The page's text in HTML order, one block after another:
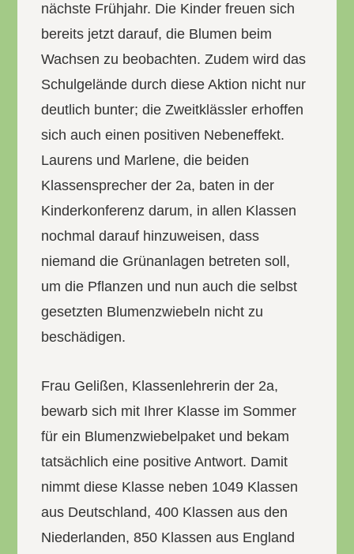
nächste Frühjahr. Die Kinder freuen sich
bereits jetzt darauf, die Blumen beim
Wachsen zu beobachten. Zudem wird das
Schulgelände durch diese Aktion nicht nur
deutlich bunter; die Zweitklässler erhoffen
sich auch einen positiven Nebeneffekt.
Laurens und Marlene, die beiden
Klassensprecher der 2a, baten in der
Kinderkonferenz darum, in allen Klassen
nochmal darauf hinzuweisen, dass
niemand die Grünanlagen betreten soll,
um die Pflanzen und nun auch die selbst
gesetzten Blumenzwiebeln nicht zu
beschädigen.
Frau Gelißen, Klassenlehrerin der 2a,
bewarb sich mit Ihrer Klasse im Sommer
für ein Blumenzwiebelpaket und bekam
tatsächlich eine positive Antwort. Damit
nimmt diese Klasse neben 1049 Klassen
aus Deutschland, 400 Klassen aus den
Niederlanden, 850 Klassen aus England